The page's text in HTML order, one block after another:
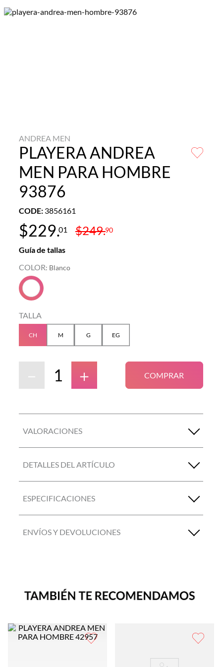
ANDREA MEN
PLAYERA ANDREA
MEN PARA HOMBRE
93876
CODE: 3856161
$229.01 $249.90
Guía de tallas
COLOR: Blanco
TALLA
CH M G EG
＋
－ COMPRAR
VALORACIONES
DETALLES DEL ARTÍCULO
ESPECIFICACIONES
ENVÍOS Y DEVOLUCIONES